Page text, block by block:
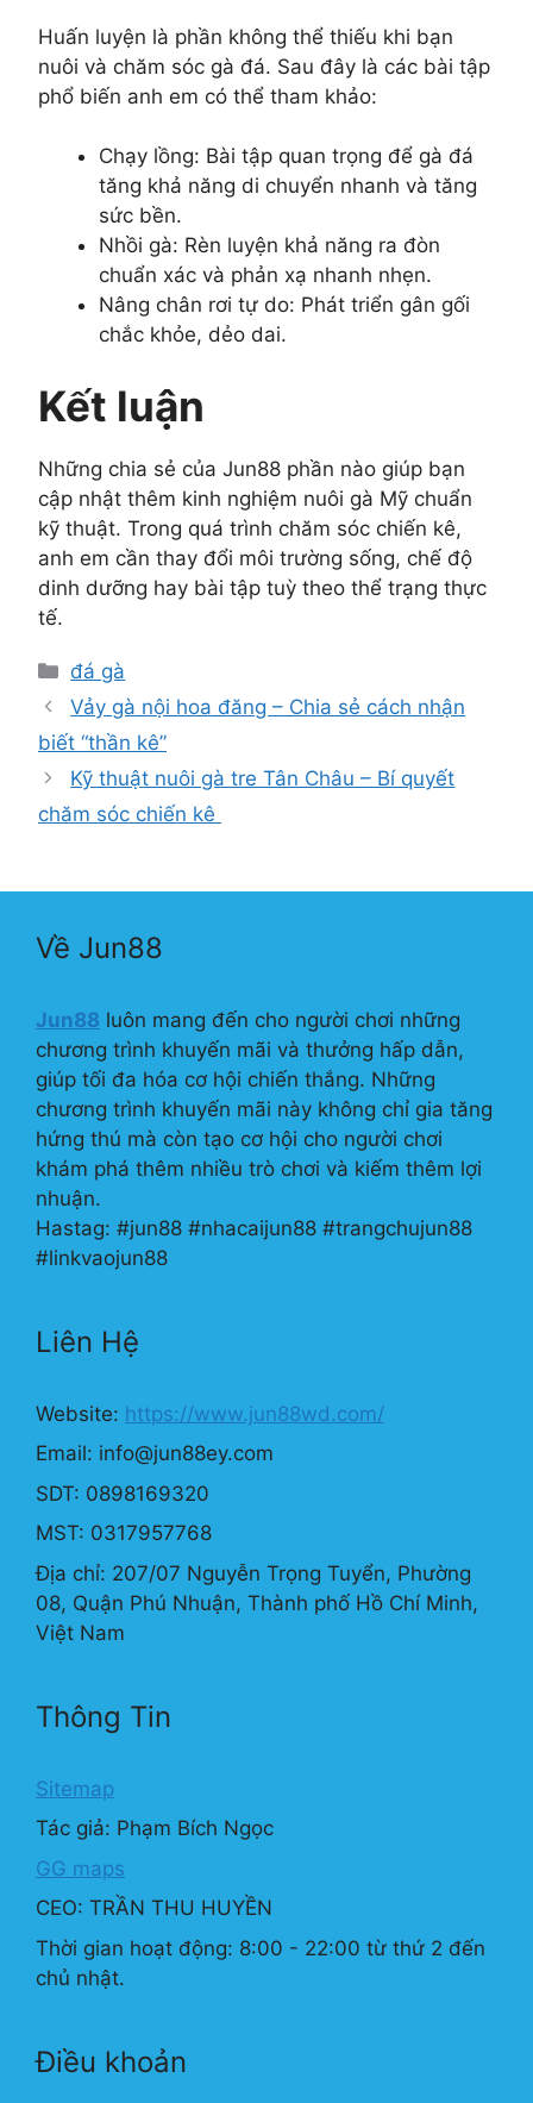
Huấn luyện là phần không thể thiếu khi bạn
nuôi và chăm sóc gà đá. Sau đây là các bài tập
phổ biến anh em có thể tham khảo:
Chạy lồng: Bài tập quan trọng để gà đá
tăng khả năng di chuyển nhanh và tăng
sức bền.
Nhồi gà: Rèn luyện khả năng ra đòn
chuẩn xác và phản xạ nhanh nhẹn.
Nâng chân rơi tự do: Phát triển gân gối
chắc khỏe, dẻo dai.
Kết luận
Những chia sẻ của Jun88 phần nào giúp bạn
cập nhật thêm kinh nghiệm nuôi gà Mỹ chuẩn
kỹ thuật. Trong quá trình chăm sóc chiến kê,
anh em cần thay đổi môi trường sống, chế độ
dinh dưỡng hay bài tập tuỳ theo thể trạng thực
tế.
Danh
mục
đá gà
Vảy gà nội hoa đăng – Chia sẻ cách nhận
biết “thần kê”
Kỹ thuật nuôi gà tre Tân Châu – Bí quyết
chăm sóc chiến kê
Về Jun88
Jun88 luôn mang đến cho người chơi những
chương trình khuyến mãi và thưởng hấp dẫn,
giúp tối đa hóa cơ hội chiến thắng. Những
chương trình khuyến mãi này không chỉ gia tăng
hứng thú mà còn tạo cơ hội cho người chơi
khám phá thêm nhiều trò chơi và kiếm thêm lợi
nhuận.
Hastag: #jun88 #nhacaijun88 #trangchujun88
#linkvaojun88
Liên Hệ
Website: https://www.jun88wd.com/
Email: info@jun88ey.com
SDT: 0898169320
MST: 0317957768
Địa chỉ: 207/07 Nguyễn Trọng Tuyển, Phường
08, Quận Phú Nhuận, Thành phố Hồ Chí Minh,
Việt Nam
Thông Tin
Sitemap
Tác giả: Phạm Bích Ngọc
GG maps
CEO: TRẦN THU HUYỀN
Thời gian hoạt động: 8:00 - 22:00 từ thứ 2 đến
chủ nhật.
Điều khoản